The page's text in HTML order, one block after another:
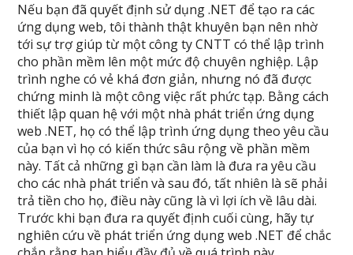
Nếu bạn đã quyết định sử dụng .NET để tạo ra các
ứng dụng web, tôi thành thật khuyên bạn nên nhờ
tới sự trợ giúp từ một công ty CNTT có thể lập trình
cho phần mềm lên một mức độ chuyên nghiệp. Lập
trình nghe có vẻ khá đơn giản, nhưng nó đã được
chứng minh là một công việc rất phức tạp. Bằng cách
thiết lập quan hệ với một nhà phát triển ứng dụng
web .NET, họ có thể lập trình ứng dụng theo yêu cầu
của bạn vì họ có kiến thức sâu rộng về phần mềm
này. Tất cả những gì bạn cần làm là đưa ra yêu cầu
cho các nhà phát triển và sau đó, tất nhiên là sẽ phải
trả tiền cho họ, điều này cũng là vì lợi ích về lâu dài.
Trước khi bạn đưa ra quyết định cuối cùng, hãy tự
nghiên cứu về phát triển ứng dụng web .NET để chắc